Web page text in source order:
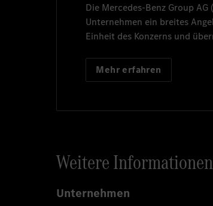
Die Mercedes-Benz Group AG
Unternehmen ein breites
Einheit des Konzerns und
Mehr erfahren
Weitere Informationen
Unternehmen